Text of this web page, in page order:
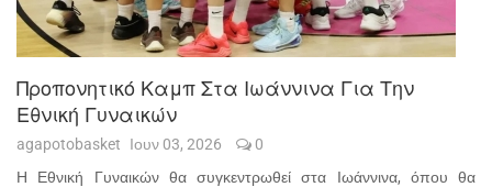
Προπονητικό Καμπ Στα Ιωάννινα Για Την
Εθνική Γυναικών
agapotobasket Ιουν 03, 2026
0
Η Εθνική Γυναικών θα συγκεντρωθεί στα Ιωάννινα, όπου θα